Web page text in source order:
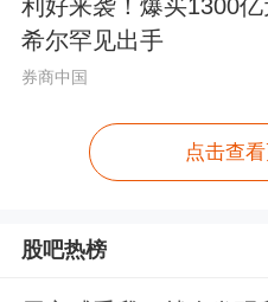
利好来袭！爆买1300
希尔罕见出手
券商中国
点击查
股吧热榜